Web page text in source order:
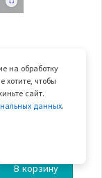
В корзину
на обработку
хотите, чтобы
сайт.
данных.